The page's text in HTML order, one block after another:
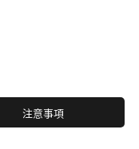
注意事項